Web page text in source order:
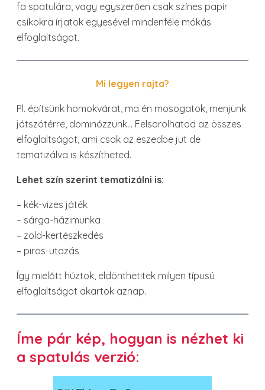
fa spatulára, vagy egyszerűen csak színes papír
csíkokra írjatok egyesével mindenféle mókás
elfoglaltságot.
Mi legyen rajta?
Pl. építsünk homokvárat, ma én mosogatok, menjünk
játszótérre, dominózzunk… Felsorolhatod az összes
elfoglaltságot, ami csak az eszedbe jut de
tematizálva is készítheted.
Lehet szín szerint tematizálni is:
– kék-vizes játék
– sárga-házimunka
– zöld-kertészkedés
– piros-utazás
Így mielőtt húztok, eldönthetitek milyen típusú
elfoglaltságot akartok aznap.
Íme pár kép, hogyan is nézhet ki
a spatulás verzió: